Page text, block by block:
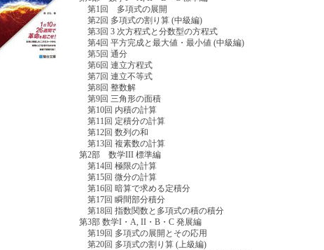
第1回 多項式の展開
第2回 多項式の割り算 (中級編)
第3回 3 次方程式と分数型の方程式
第4回 平方完成と最大値・最小値 (中級編)
第5回 通分
第6回 連立方程式
第7回 連立不等式
第8回 整数解
第9回 三角形の面積
第10回 内積の計算
第11回 定積分の計算
第12回 数列の和
第13回 複素数の計算
第2部 数学III 標準編
第14回 極限の計算
第15回 微分の計算
第16回 暗算で求める定積分
第17回 瞬間部分積分
第18回 指数関数と多項式の積の積分
第3部 数学I・A, II・B・C 発展編
第19回 多項式の展開とその応用
第20回 多項式の割り算 (上級編)